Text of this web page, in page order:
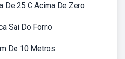
De 25 C Acima De Zero
Sai Do Forno
De 10 Metros